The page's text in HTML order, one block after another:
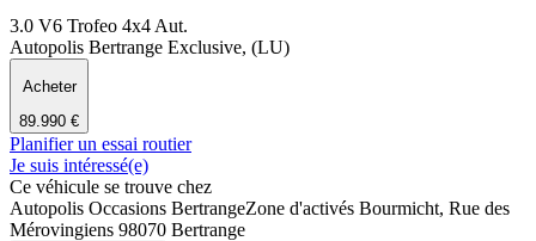
3.0 V6 Trofeo 4x4 Aut.
Autopolis Bertrange Exclusive, (LU)
Acheter
89.990 €
Planifier un essai routier
Je suis intéressé(e)
Ce véhicule se trouve chez
Autopolis Occasions BertrangeZone d'activés Bourmicht, Rue des
Mérovingiens 98070 Bertrange